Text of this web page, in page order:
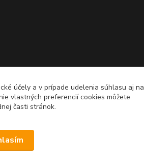
účely a v prípade udelenia súhlasu aj na
vlastných preferencií cookies môžete
časti stránok.